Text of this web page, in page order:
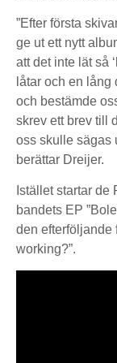
”Efter första
ge ut ett nytt
att det inte lät så
låtar och en
och bestämde
skrev ett brev till
oss skulle sägas
berättar Dreijer.
Istället startar de
bandets EP
den efterföljande
working?”.